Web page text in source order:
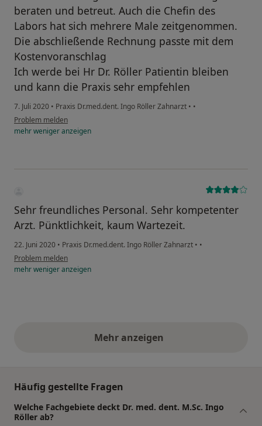
beraten und betreut. Auch die Chefin des
Labors hat sich mehrere Male zeitgenommen.
Die abschließende Rechnung passte mit dem
Kostenvoranschlag
Ich werde bei Hr Dr. Röller Patientin bleiben
und kann die Praxis sehr empfehlen
7. Juli 2020 • Praxis Dr.med.dent. Ingo Röller Zahnarzt • •
Problem melden
mehrwenigeranzeigen
Sehr freundliches Personal. Sehr kompetenter
Arzt. Pünktlichkeit, kaum Wartezeit.
22. Juni 2020 • Praxis Dr.med.dent. Ingo Röller Zahnarzt • •
Problem melden
mehrwenigeranzeigen
Mehr anzeigenobige Stellungnahmen
Häufig gestellte Fragen
Welche Fachgebiete deckt Dr. med. dent. M.Sc. Ingo
Röller ab?